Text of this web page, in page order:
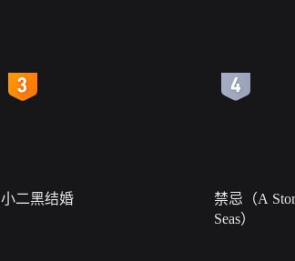
小二黑结婚
禁忌（A
Seas）